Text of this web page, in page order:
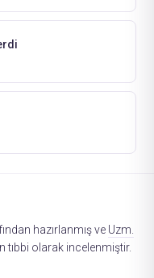
hazırlanmış ve Uzm.
tıbbi olarak incelenmiştir.